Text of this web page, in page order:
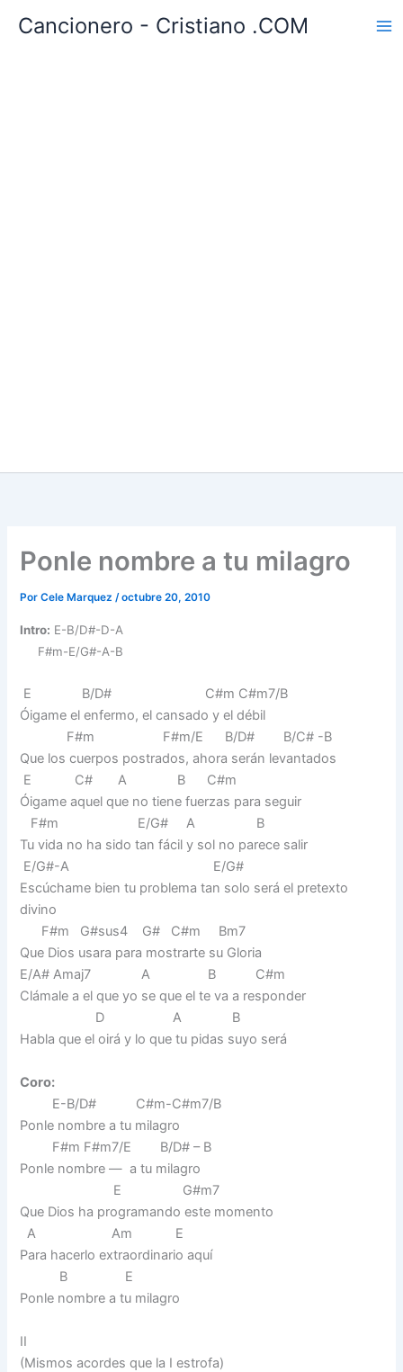
Cancionero - Cristiano .COM
Ponle nombre a tu milagro
PorCele Marquez/octubre 20, 2010
Intro: E-B/D#-D-A
F#m-E/G#-A-B
E B/D# C#m C#m7/B
Óigame el enfermo, el cansado y el débil
F#m F#m/E B/D# B/C# -B
Que los cuerpos postrados, ahora serán levantados
E C# A B C#m
Óigame aquel que no tiene fuerzas para seguir
F#m E/G# A B
Tu vida no ha sido tan fácil y sol no parece salir
E/G#-A E/G#
Escúchame bien tu problema tan solo será el pretexto
divino
F#m G#sus4 G# C#m Bm7
Que Dios usara para mostrarte su Gloria
E/A# Amaj7 A B C#m
Clámale a el que yo se que el te va a responder
D A B
Habla que el oirá y lo que tu pidas suyo será
Coro:
E-B/D# C#m-C#m7/B
Ponle nombre a tu milagro
F#m F#m7/E B/D# – B
Ponle nombre — a tu milagro
E G#m7
Que Dios ha programando este momento
A Am E
Para hacerlo extraordinario aquí
B E
Ponle nombre a tu milagro
II
(Mismos acordes que la I estrofa)